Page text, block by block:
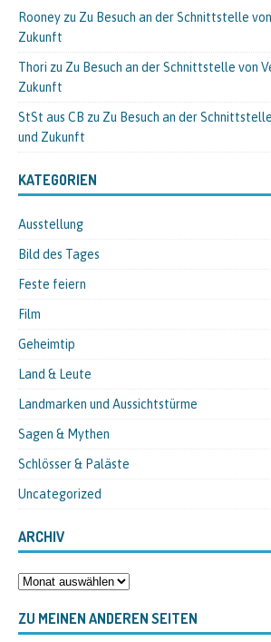
Rooney zu Zu Besuch an der Schnittstelle
Zukunft
Thori zu Zu Besuch an der Schnittstelle von
Zukunft
StSt aus CB zu Zu Besuch an der
und Zukunft
KATEGORIEN
Ausstellung
Bild des Tages
Feste feiern
Film
Geheimtip
Land & Leute
Landmarken und Aussichtstürme
Sagen & Mythen
Schlösser & Paläste
Uncategorized
ARCHIV
ZU MEINEN ANDEREN SEITEN